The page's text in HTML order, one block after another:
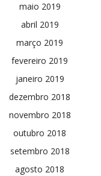
maio 2019
abril 2019
março 2019
fevereiro 2019
janeiro 2019
dezembro 2018
novembro 2018
outubro 2018
setembro 2018
agosto 2018